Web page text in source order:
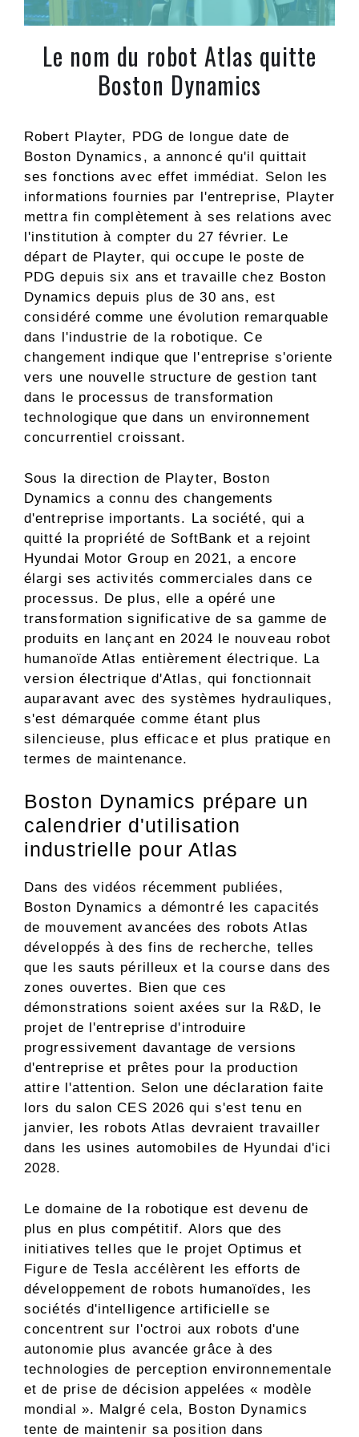
Le nom du robot Atlas quitte
Boston Dynamics
Robert Playter, PDG de longue date de
Boston Dynamics, a annoncé qu'il quittait
ses fonctions avec effet immédiat. Selon les
informations fournies par l'entreprise, Playter
mettra fin complètement à ses relations avec
l'institution à compter du 27 février. Le
départ de Playter, qui occupe le poste de
PDG depuis six ans et travaille chez Boston
Dynamics depuis plus de 30 ans, est
considéré comme une évolution remarquable
dans l'industrie de la robotique. Ce
changement indique que l'entreprise s'oriente
vers une nouvelle structure de gestion tant
dans le processus de transformation
technologique que dans un environnement
concurrentiel croissant.
Sous la direction de Playter, Boston
Dynamics a connu des changements
d'entreprise importants. La société, qui a
quitté la propriété de SoftBank et a rejoint
Hyundai Motor Group en 2021, a encore
élargi ses activités commerciales dans ce
processus. De plus, elle a opéré une
transformation significative de sa gamme de
produits en lançant en 2024 le nouveau robot
humanoïde Atlas entièrement électrique. La
version électrique d'Atlas, qui fonctionnait
auparavant avec des systèmes hydrauliques,
s'est démarquée comme étant plus
silencieuse, plus efficace et plus pratique en
termes de maintenance.
Boston Dynamics prépare un
calendrier d'utilisation
industrielle pour Atlas
Dans des vidéos récemment publiées,
Boston Dynamics a démontré les capacités
de mouvement avancées des robots Atlas
développés à des fins de recherche, telles
que les sauts périlleux et la course dans des
zones ouvertes. Bien que ces
démonstrations soient axées sur la R&D, le
projet de l'entreprise d'introduire
progressivement davantage de versions
d'entreprise et prêtes pour la production
attire l'attention. Selon une déclaration faite
lors du salon CES 2026 qui s'est tenu en
janvier, les robots Atlas devraient travailler
dans les usines automobiles de Hyundai d'ici
2028.
Le domaine de la robotique est devenu de
plus en plus compétitif. Alors que des
initiatives telles que le projet Optimus et
Figure de Tesla accélèrent les efforts de
développement de robots humanoïdes, les
sociétés d'intelligence artificielle se
concentrent sur l'octroi aux robots d'une
autonomie plus avancée grâce à des
technologies de perception environnementale
et de prise de décision appelées « modèle
mondial ». Malgré cela, Boston Dynamics
tente de maintenir sa position dans